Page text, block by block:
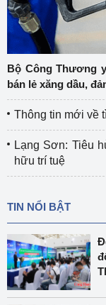
Bộ Công Thương
bán lẻ xăng dầu,
Thông tin mới về
Lạng Sơn: Tiêu
hữu trí tuệ
TIN NỔI BẬT